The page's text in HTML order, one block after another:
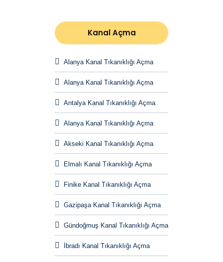
Kanal Açma
Alanya Kanal Tıkanıklığı Açma
Alanya Kanal Tıkanıklığı Açma
Antalya Kanal Tıkanıklığı Açma
Alanya Kanal Tıkanıklığı Açma
Akseki Kanal Tıkanıklığı Açma
Elmalı Kanal Tıkanıklığı Açma
Finike Kanal Tıkanıklığı Açma
Gazipaşa Kanal Tıkanıklığı Açma
Gündoğmuş Kanal Tıkanıklığı Açma
İbradı Kanal Tıkanıklığı Açma